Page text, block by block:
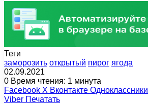
Теги
заморозить открытый пирог ягода
02.09.2021
0 Время чтения: 1 минута
Facebook X Вконтакте Одноклассники
Viber Печатать